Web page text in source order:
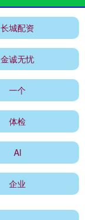
长城配资
金诚无忧
一个
体检
AI
企业